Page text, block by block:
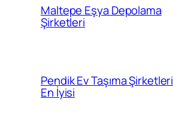
Maltepe Eşya Depolama
Şirketleri
Pendik Ev Taşıma Şirketleri
En İyisi